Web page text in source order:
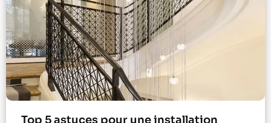
Top 5 astuces pour une installation